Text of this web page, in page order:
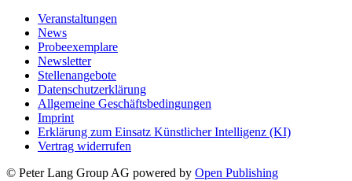
Veranstaltungen
News
Probeexemplare
Newsletter
Stellenangebote
Datenschutzerklärung
Allgemeine Geschäftsbedingungen
Imprint
Erklärung zum Einsatz Künstlicher Intelligenz (KI)
Vertrag widerrufen
© Peter Lang Group AG powered by Open Publishing